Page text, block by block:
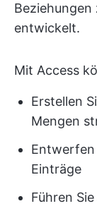
Beziehungen
entwickelt.
Mit Access
Erstellen
Mengen
Entwerfen
Einträge
Führen